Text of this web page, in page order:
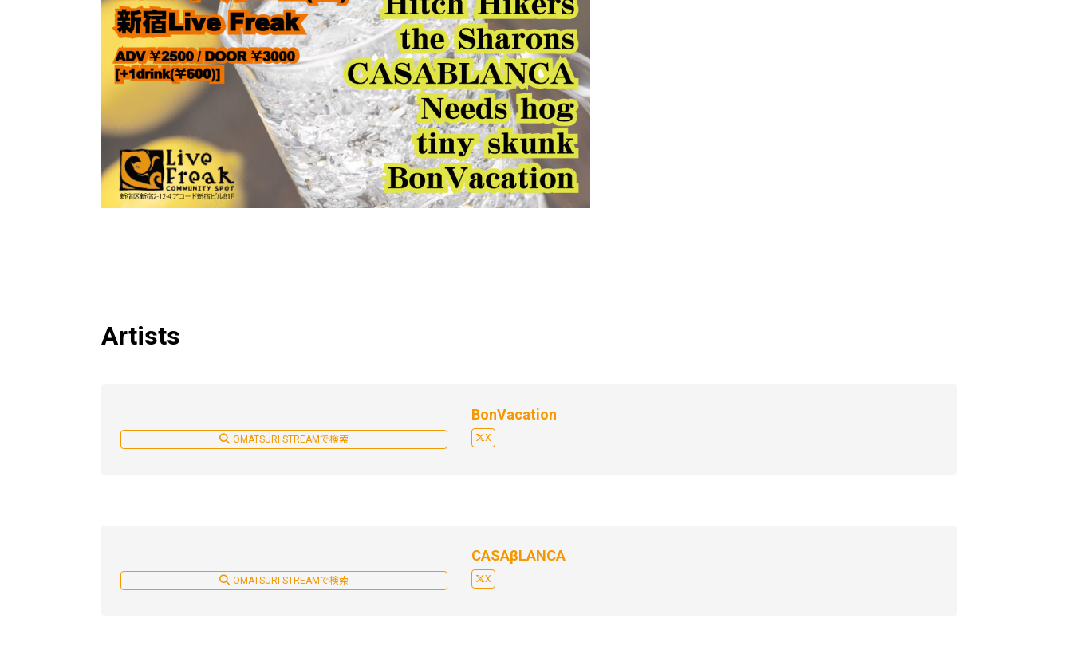
Artists
OMATSURI STREAMで検索
BonVacation
X
OMATSURI STREAMで検索
CASAβLANCA
X